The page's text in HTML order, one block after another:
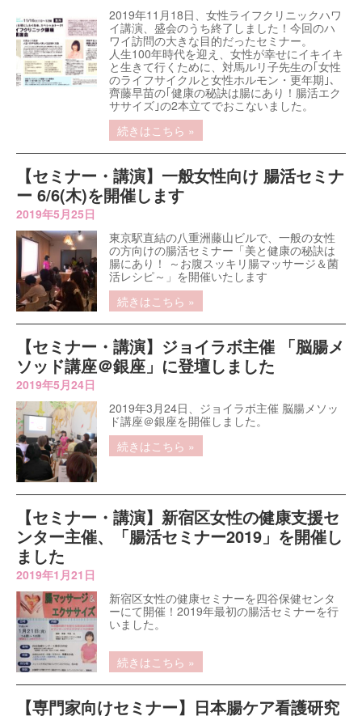
2019年11月18日、女性ライフクリニックハワ
イ講演、盛会のうち終了しました！今回のハ
ワイ訪問の大きな目的だったセミナー。
人生100年時代を迎え、女性が幸せにイキイキ
と生きて行くために、対馬ルリ子先生の｢女性
のライフサイクルと女性ホルモン・更年期｣、
齊藤早苗の｢健康の秘訣は腸にあり！腸活エク
ササイズ｣の2本立てでおこないました。
続きはこちら »
【セミナー・講演】一般女性向け 腸活セミナ
ー 6/6(木)を開催します
2019年5月25日
東京駅直結の八重洲藤山ビルで、一般の女性
の方向けの腸活セミナー「美と健康の秘訣は
腸にあり！ ～お腹スッキリ腸マッサージ＆菌
活レシピ～」を開催いたします
続きはこちら »
【セミナー・講演】ジョイラボ主催 「脳腸メ
ソッド講座＠銀座」に登壇しました
2019年5月24日
2019年3月24日、ジョイラボ主催 脳腸メソッ
ド講座＠銀座を開催しました。
続きはこちら »
【セミナー・講演】新宿区女性の健康支援セ
ンター主催、「腸活セミナー2019」を開催し
ました
2019年1月21日
新宿区女性の健康セミナーを四谷保健センタ
ーにて開催！2019年最初の腸活セミナーを行
いました。
続きはこちら »
【専門家向けセミナー】日本腸ケア看護研究